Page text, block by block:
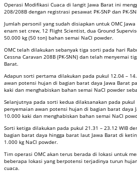
Operasi Modifikasi Cuaca di langit Jawa Barat ini
208/208B dengan registrasi pesawat PK-SNP dan PK-
Jumlah personil yang sudah disiapkan untuk OMC
enam set crew, 12 Flight Scientist, dua Ground
50.000 kg (50 ton) bahan semai NaCl powder.
OMC telah dilakukan sebanyak tiga sorti pada hari
Cessna Caravan 208B (PK-SNN) dan telah menyemai
Barat.
Adapun sorti pertama dilakukan pada pukul 12.04 –
awan potensi hujan di bagian barat daya Jawa Barat
kaki dan menghabiskan bahan semai NaCl powder
Selanjutnya pada sorti kedua dilaksanakan pada pukul
penyemaian awan potensi hujan di bagian barat daya
10.000 kaki dan menghabiskan bahan semai NaCl
Sorti ketiga dilakukan pada pukul 21.31 – 23.12 WIB
bagian barat daya hingga barat laut Jawa Barat di
1.000 kg NaCl powder.
Tim operasi OMC akan terus berada di lokasi untuk
beberapa lokasi yang berpotensi terjadinya turun
cuaca.